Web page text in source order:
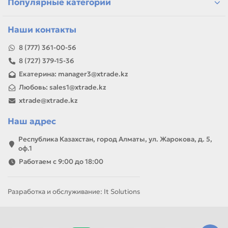
Популярные категории
Наши контакты
8 (777) 361-00-56
8 (727) 379-15-36
Екатерина: manager3@xtrade.kz
Любовь: sales1@xtrade.kz
xtrade@xtrade.kz
Наш адрес
Республика Казахстан, город Алматы, ул. Жарокова, д. 5,
оф.1
Работаем с 9:00 до 18:00
Разработка и обслуживание: It Solutions